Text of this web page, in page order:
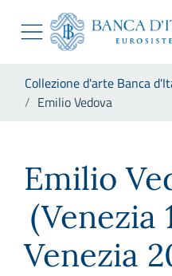
Skip to Main Content
Vai al sito istituzionale
Vai al menu di
Vai alla ricerca
Vai al footer
Collezione d'arte Banca
Emilio Vedova
Emilio
(Venezia
Venezia